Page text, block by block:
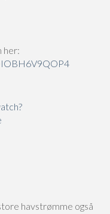
her:
havstrømme også